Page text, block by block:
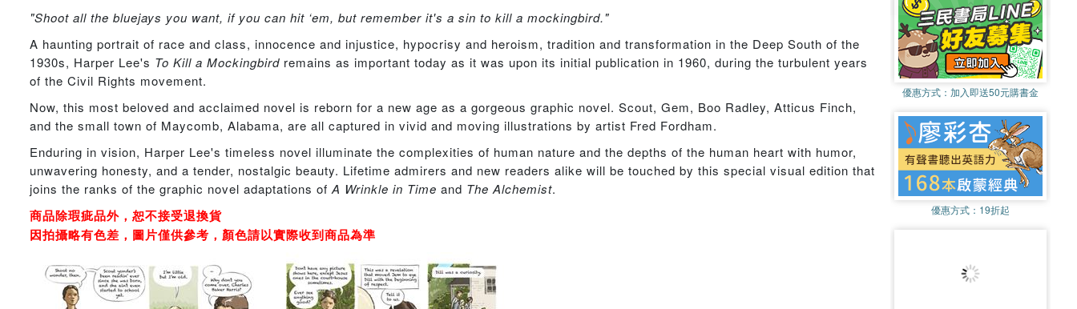
"Shoot all the bluejays you want, if you can hit ‘em, but remember it's a sin to kill a mockingbird."
A haunting portrait of race and class, innocence and injustice, hypocrisy and heroism, tradition and transformation in the Deep South of the
1930s, Harper Lee's To Kill a Mockingbird remains as important today as it was upon its initial publication in 1960, during the turbulent years
of the Civil Rights movement.
Now, this most beloved and acclaimed novel is reborn for a new age as a gorgeous graphic novel. Scout, Gem, Boo Radley, Atticus Finch,
and the small town of Maycomb, Alabama, are all captured in vivid and moving illustrations by artist Fred Fordham.
Enduring in vision, Harper Lee's timeless novel illuminate the complexities of human nature and the depths of the human heart with humor,
unwavering honesty, and a tender, nostalgic beauty. Lifetime admirers and new readers alike will be touched by this special visual edition that
joins the ranks of the graphic novel adaptations of A Wrinkle in Time and The Alchemist.
商品除瑕疵品外，恕不接受退換貨
因拍攝略有色差，圖片僅供參考，顏色請以實際收到商品為準
優惠方式： 加入即送50元購書金
優惠方式： 19折起